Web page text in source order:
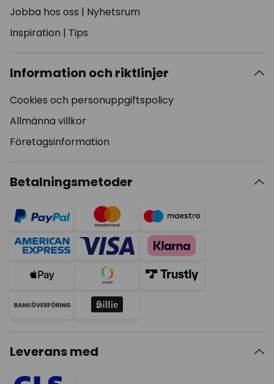
Jobba hos oss | Nyhetsrum
Inspiration | Tips
Information och riktlinjer
Cookies och personuppgiftspolicy
Allmänna villkor
Företagsinformation
Betalningsmetoder
Leverans med